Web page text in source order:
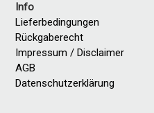
Info
Lieferbedingungen
Rückgaberecht
Impressum / Disclaimer
AGB
Datenschutzerklärung